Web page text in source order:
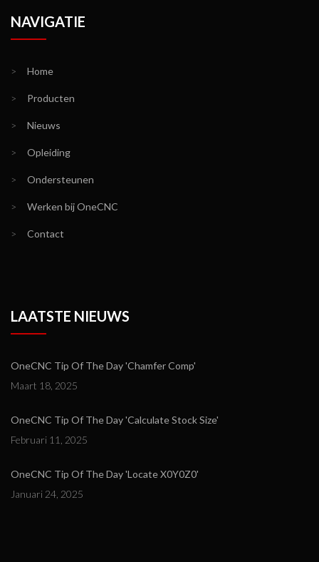
NAVIGATIE
> Home
> Producten
> Nieuws
> Opleiding
> Ondersteunen
> Werken bij OneCNC
> Contact
LAATSTE NIEUWS
OneCNC Tip Of The Day 'Chamfer Comp'
Maart 18, 2025
OneCNC Tip Of The Day 'Calculate Stock Size'
Februari 11, 2025
OneCNC Tip Of The Day 'Locate X0Y0Z0'
Januari 24, 2025